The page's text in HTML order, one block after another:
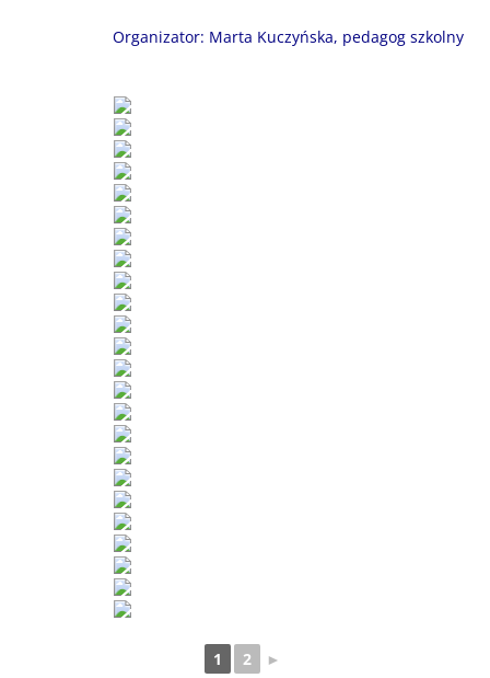
Organizator: Marta Kuczyńska, pedagog szkolny
1 2 ►